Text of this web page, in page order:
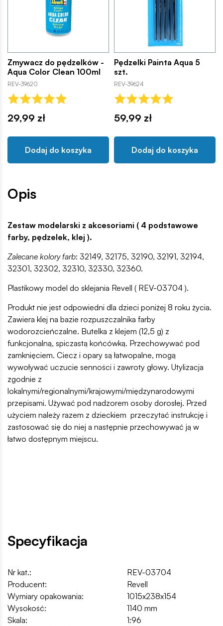
Zmywacz do pędzelków -
Aqua Color Clean 100ml
REV-39620
29,99 zł
Dodaj do koszyka
Pędzelki Painta Aqua 5
szt.
REV-39624
59,99 zł
Dodaj do koszyka
Opis
Zestaw modelarski z akcesoriami ( 4 podstawowe
farby, pędzelek, klej ).
Zalecane kolory farb: 32149, 32175, 32190, 32191, 32194,
32301, 32302, 32310, 32330, 32360.
Plastikowy model do sklejania Revell ( REV-03704 ).
Produkt nie jest odpowiedni dla dzieci poniżej 8 roku życia.
Zawiera klej na bazie rozpuszczalnika farby
wodorozcieńczalne. Butelka z klejem (12,5 g) z
funkcjonalną, spiczastą końcówką. Przechowywać pod
zamknięciem. Ciecz i opary są łatwopalne, mogą
wywoływać uczucie senności i zawroty głowy. Utylizacja
zgodnie z
lokalnymi/regionalnymi/krajowymi/międzynarodowymi
przepisami. Używać pod nadzorem osoby dorosłej. Przed
użyciem należy razem z dzieckiem przeczytać instrukcję i
zastosować się do niej a następnie przechowywać ją w
łatwo dostępnym miejscu.
Specyfikacja
Nr kat.:
REV-03704
Producent:
Revell
Wymiary opakowania:
1015x238x154
Wysokość:
1140 mm
Skala:
1:96